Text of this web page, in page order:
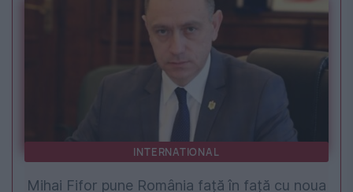
INTERNATIONAL
Mihai Fifor pune România față în față cu noua